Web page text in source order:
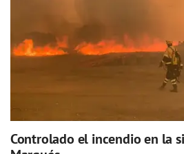
Controlado el incendio en la